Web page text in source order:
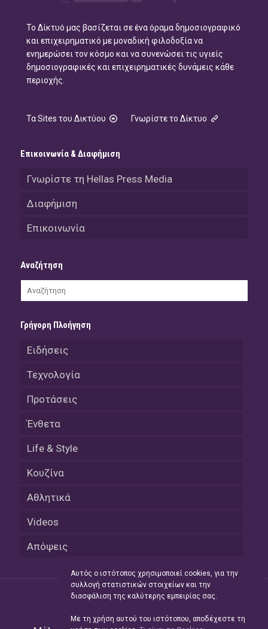
Το Δίκτυό μας βασίζεται σε ένα όραμα δημοσιογραφικό
και επιχειρηματικό με μοναδική φιλοδοξία να
ενημερώσει τον κόσμο και να συνενώσει τις υγιείς
δημοσιογραφικές και επιχειρηματικές δυνάμεις κάθε
περιοχής.
Τα Sites του Δικτύου Γνωρίστε το Δίκτυο
Επικοινωνία & Διαφήμιση
Γνωρίστε τη Hellas Press Media
Διαφήμιση
Επικοινωνία
Αναζήτηση
Γρήγορη Πλοήγηση
Ειδήσεις
Τεχνολογία
Προτάσεις
Ένθετα
Life & Style
Κουζίνα
Αθλητικά
Videos
Απόψεις
Αυτός ο ιστότοπος χρησιμοποιεί cookies, για την
συλλογή στατιστικών στοιχείων και την
διασφάλιση της καλύτερης εμπειρίας σας.
Με τη χρήση αυτού του ιστότοπου, αποδέχεστε τη